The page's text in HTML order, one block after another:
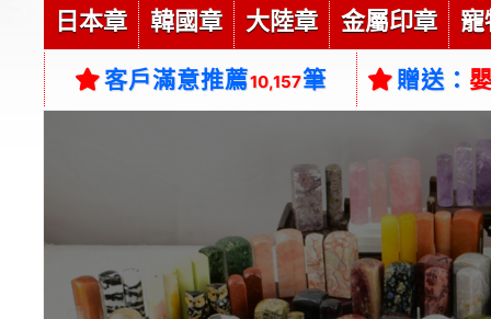
日本章 韓國章 大陸章 金屬印章 寵
客戶滿意推薦10,157筆 贈送：